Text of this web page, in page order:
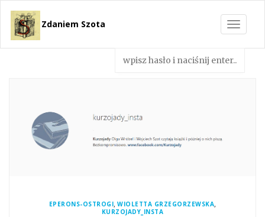
Toggle
Zdaniem Szota
EPERONS-OSTROGI,WIOLETTA GRZEGORZEWSKA,
KURZOJADY_INSTA